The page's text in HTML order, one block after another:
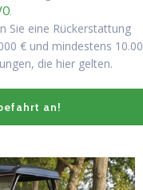
Sie eine Rückerstattung
€ und mindestens
die hier gelten.
an!